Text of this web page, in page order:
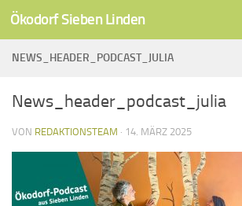
Unter dem Inhalt
Ökodorf Sieben Linden
NEWS_HEADER_PODCAST_JULIA
News_header_podcast_julia
VON REDAKTIONSTEAM · 14. MÄRZ 2025